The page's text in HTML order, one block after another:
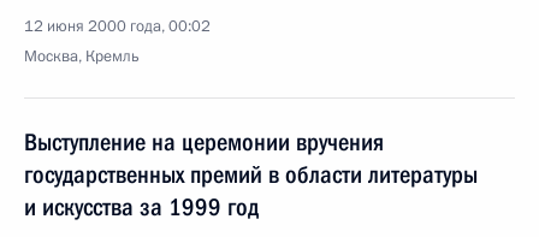
12 июня 2000 года, 00:02
Москва, Кремль
Выступление на церемонии вручения
государственных премий в области литературы
и искусства за 1999 год